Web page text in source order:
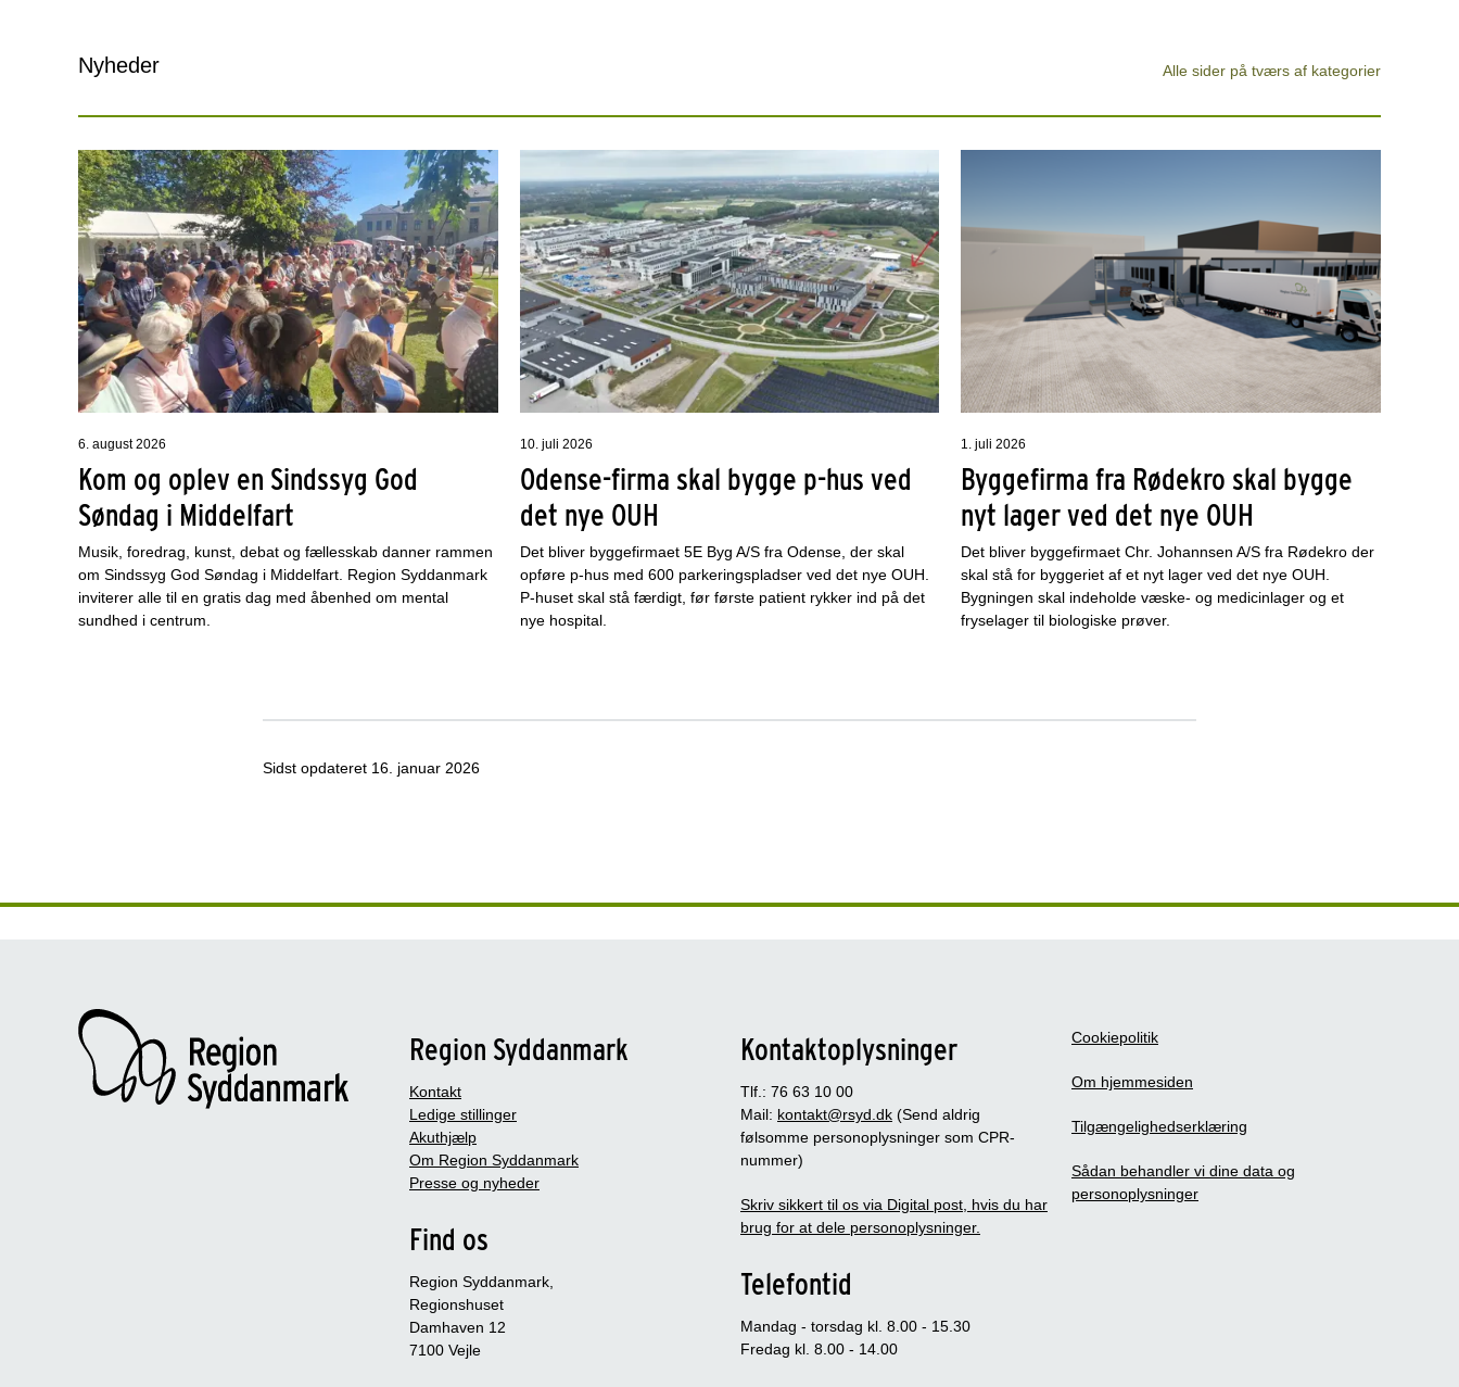
Nyheder Alle sider på tværs af kategorier
6. august 2026
Kom og oplev en Sindssyg God
Søndag i Middelfart
Musik, foredrag, kunst, debat og fællesskab danner rammen
om Sindssyg God Søndag i Middelfart. Region Syddanmark
inviterer alle til en gratis dag med åbenhed om mental
sundhed i centrum.
10. juli 2026
Odense-firma skal bygge p-hus ved
det nye OUH
Det bliver byggefirmaet 5E Byg A/S fra Odense, der skal
opføre p-hus med 600 parkeringspladser ved det nye OUH.
P-huset skal stå færdigt, før første patient rykker ind på det
nye hospital.
1. juli 2026
Byggefirma fra Rødekro skal bygge
nyt lager ved det nye OUH
Det bliver byggefirmaet Chr. Johannsen A/S fra Rødekro der
skal stå for byggeriet af et nyt lager ved det nye OUH.
Bygningen skal indeholde væske- og medicinlager og et
fryselager til biologiske prøver.
Sidst opdateret 16. januar 2026
Region Syddanmark
Kontakt
Ledige stillinger
Akuthjælp
Om Region Syddanmark
Presse og nyheder
Find os
Region Syddanmark,
Regionshuset
Damhaven 12
7100 Vejle
Kontaktoplysninger
Tlf.: 76 63 10 00
Mail: kontakt@rsyd.dk (Send aldrig
følsomme personoplysninger som CPR-
nummer)
Skriv sikkert til os via Digital post, hvis du har
brug for at dele personoplysninger.
Telefontid
Mandag - torsdag kl. 8.00 - 15.30
Fredag kl. 8.00 - 14.00
Cookiepolitik
Om hjemmesiden
Tilgængelighedserklæring
Sådan behandler vi dine data og
personoplysninger